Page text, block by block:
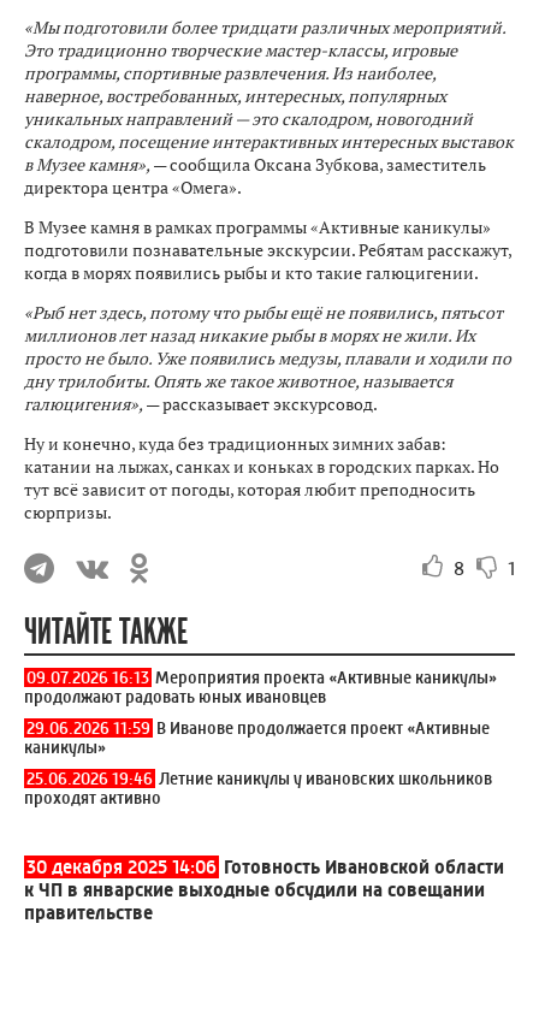
«Мы подготовили более тридцати различных мероприятий.
Это традиционно творческие мастер-классы, игровые
программы, спортивные развлечения. Из наиболее,
наверное, востребованных, интересных, популярных
уникальных направлений — это скалодром, новогодний
скалодром, посещение интерактивных интересных выставок
в Музее камня», — сообщила Оксана Зубкова, заместитель
директора центра «Омега».
В Музее камня в рамках программы «Активные каникулы»
подготовили познавательные экскурсии. Ребятам расскажут,
когда в морях появились рыбы и кто такие галюцигении.
«Рыб нет здесь, потому что рыбы ещё не появились, пятьсот
миллионов лет назад никакие рыбы в морях не жили. Их
просто не было. Уже появились медузы, плавали и ходили по
дну трилобиты. Опять же такое животное, называется
галюцигения», — рассказывает экскурсовод.
Ну и конечно, куда без традиционных зимних забав:
катании на лыжах, санках и коньках в городских парках. Но
тут всё зависит от погоды, которая любит преподносить
сюрпризы.
8 1
ЧИТАЙТЕ ТАКЖЕ
09.07.2026 16:13 Мероприятия проекта «Активные каникулы»
продолжают радовать юных ивановцев
29.06.2026 11:59 В Иванове продолжается проект «Активные
каникулы»
25.06.2026 19:46 Летние каникулы у ивановских школьников
проходят активно
30 декабря 2025 14:06 Готовность Ивановской области
к ЧП в январские выходные обсудили на совещании
правительстве